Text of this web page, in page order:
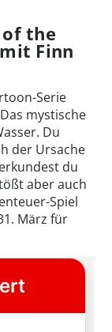
the
Finn
Serie
mystische
Du
der Ursache
du
aber auch
Spiel
März für